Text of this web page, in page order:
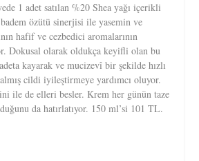
1 adet satılan %20 Shea yağı içerikli
özütü sinerjisi ile yasemin ve
hafif ve cezbedici aromalarının
Dokusal olarak oldukça keyifli olan bu
kayarak ve mucizevî bir şekilde hızlı
cildi iyileştirmeye yardımcı oluyor.
ile de elleri besler. Krem her günün taze
da hatırlatıyor. 150 ml’si 101 TL.